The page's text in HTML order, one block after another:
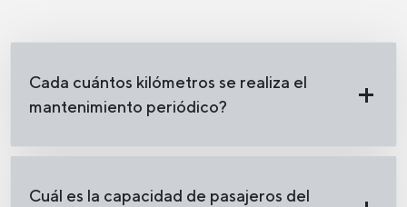
Cada cuántos kilómetros se realiza el
mantenimiento periódico?
Cuál es la capacidad de pasajeros del